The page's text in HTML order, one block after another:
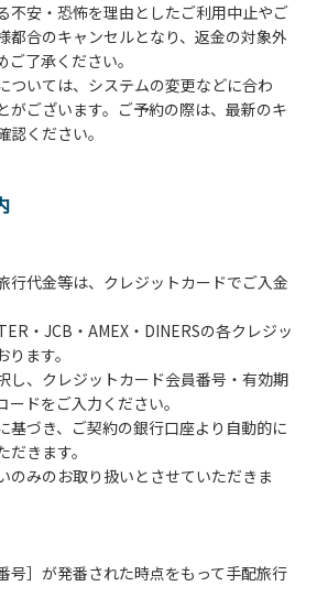
などで起きた金品等の盗難、ご利用
じた損害に対しては、一切の責任を負
は管理人の指示に従ってください。従
いただき、今後の利用をお断りする場
不安・恐怖を理由としたご利用中止やご
都合のキャンセルとなり、返金の対象外
了承ください。
いては、システムの変更などに合わ
がございます。ご予約の際は、最新のキ
ください。
行代金等は、クレジットカードでご入金
・JCB・AMEX・DINERSの各クレジッ
ます。
し、クレジットカード会員番号・有効期
ドをご入力ください。
基づき、ご契約の銀行口座より自動的に
きます。
のみのお取り扱いとさせていただきま
号］が発番された時点をもって手配旅行